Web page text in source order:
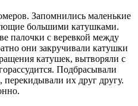
Запомнились маленькие
большими катушками.
палочки с веревкой между
они закручивали катушки
катушек, вытворяли с
Подбрасывали
перекидывали их друг другу.